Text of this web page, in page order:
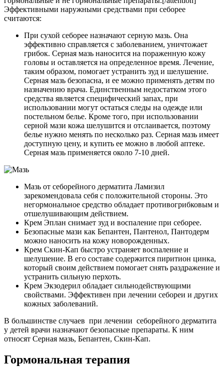
Эффективными наружными средствами при себорее
считаются:
При сухой себорее назначают серную мазь. Она
эффективно справляется с заболеванием, уничтожает
грибок. Серная мазь наносится на пораженную кожу
головы и оставляется на определенное время. Лечение,
таким образом, помогает устранить зуд и шелушение.
Серная мазь безопасна, и ее можно применять детям по
назначению врача. Единственным недостатком этого
средства является специфический запах, при
использовании могут остаться следы на одежде или
постельном белье. Кроме того, при использовании
серной мази кожа шелушится и отслаивается, поэтому
белье нужно менять по несколько раз. Серная мазь имеет
доступную цену, и купить ее можно в любой аптеке.
Серная мазь применяется около 7-10 дней.
Мазь от себорейного дерматита Ламизил
зарекомендовала себя с положительной стороны. Это
негормональное средство обладает противогрибковым и
отшелушивающим действием.
Крем Эплан снимает зуд и воспаление при себорее.
Безопасные мази как Бепантен, Пантенол, Пантодерм
можно наносить на кожу новорожденных.
Крем Скин-Кап быстро устраняет воспаление и
шелушение. В его составе содержится пиритион цинка,
который своим действием помогает снять раздражение и
устранить сильную перхоть.
Крем Экзодерил обладает сильнодействующими
свойствами. Эффективен при лечении себореи и других
кожных заболеваний.
В большинстве случаев при лечении себорейного дерматита
у детей врачи назначают безопасные препараты. К ним
относят Серная мазь, Бепантен, Скин-Кап.
Гормональная терапия